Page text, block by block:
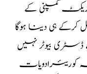
کمپنی کے
ہی دینا ہوگا
بیوٹر نہیں
کوریئرادویات